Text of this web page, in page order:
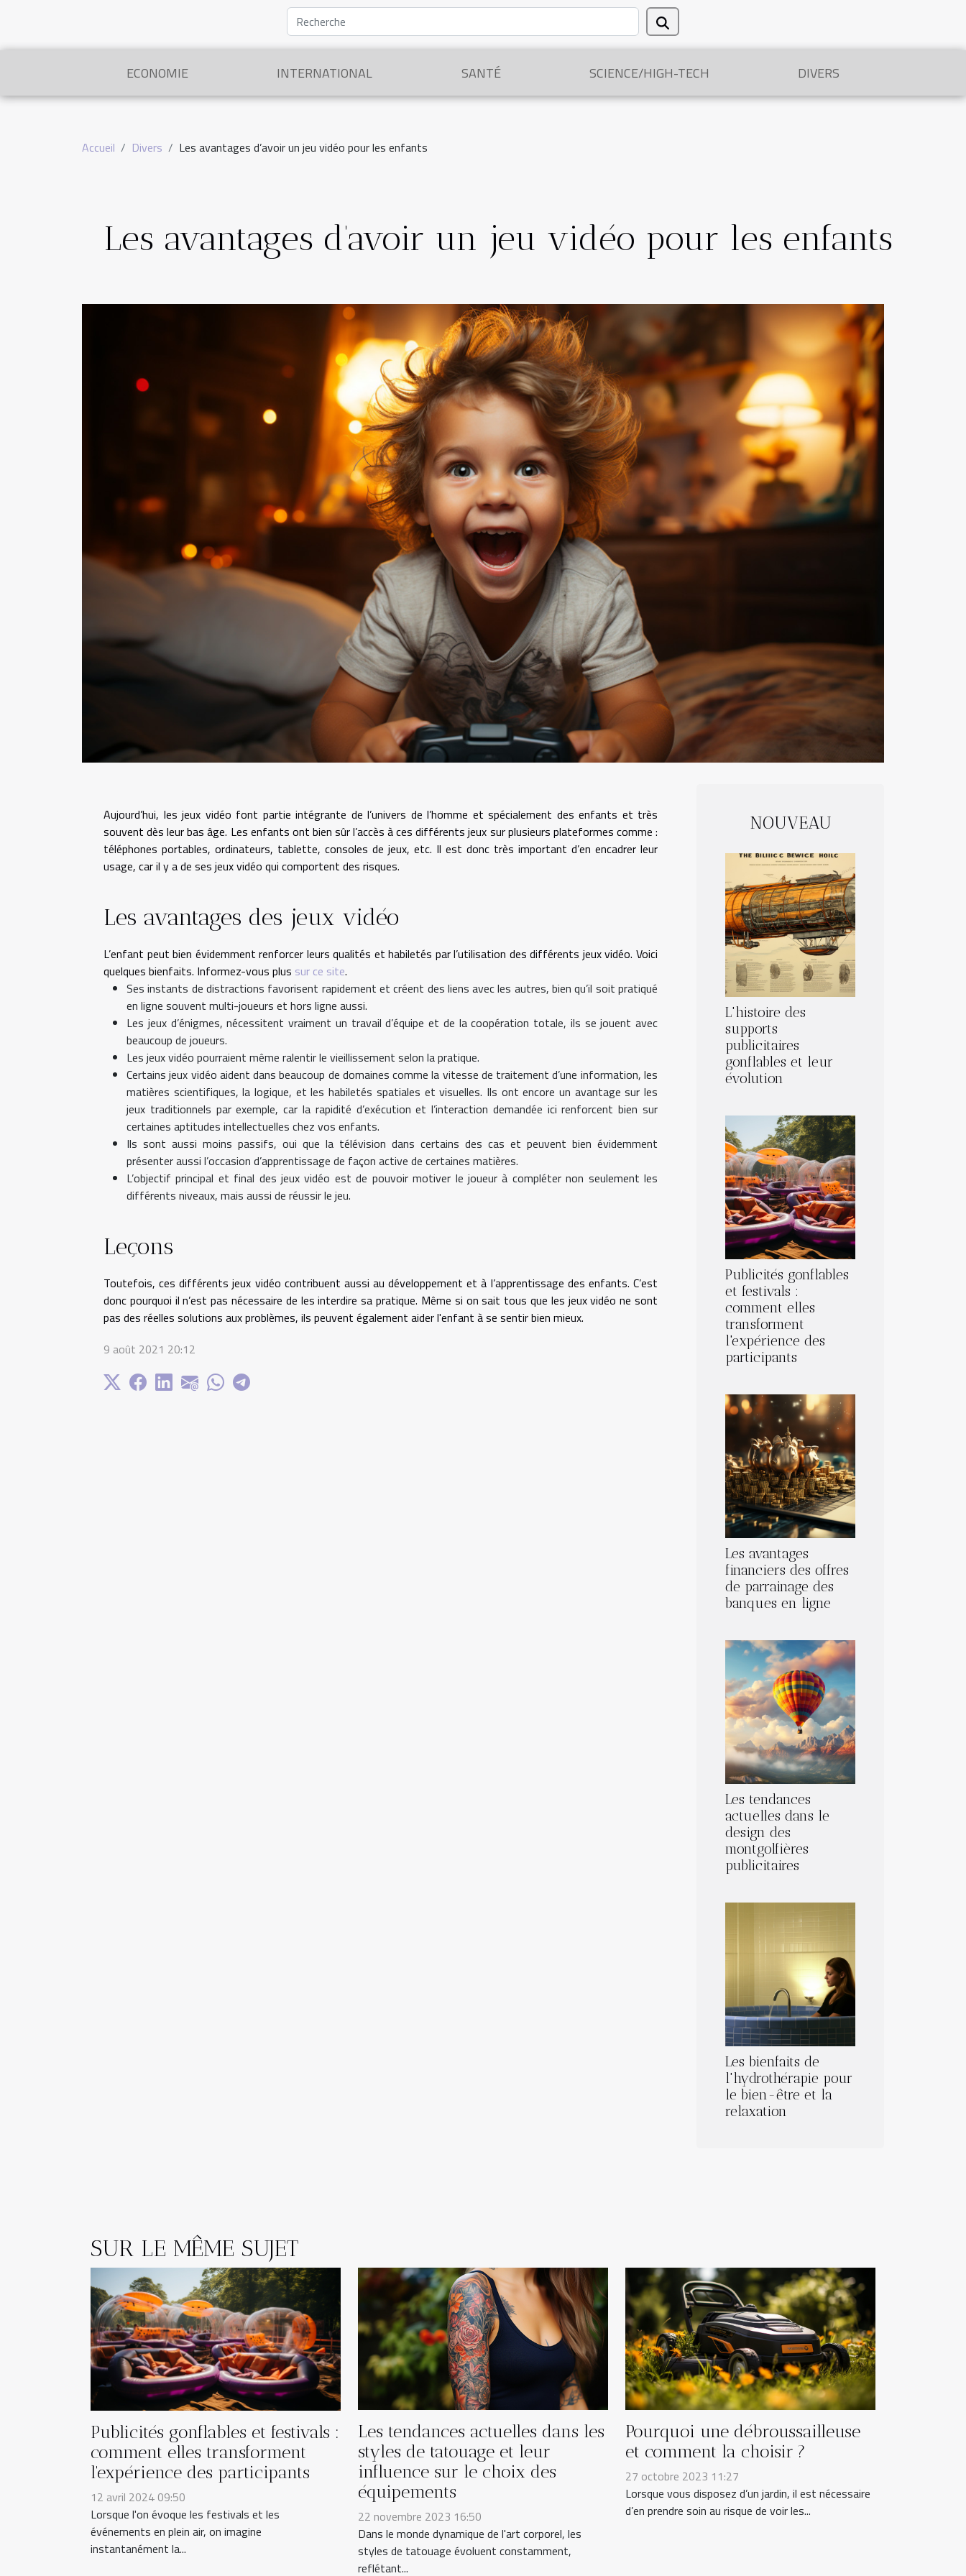
ECONOMIE INTERNATIONAL SANTÉ SCIENCE/HIGH-TECH DIVERS
Accueil Divers Les avantages d’avoir un jeu vidéo pour les enfants
Les avantages d’avoir un jeu vidéo pour les enfants
Aujourd’hui, les jeux vidéo font partie intégrante de l’univers de l’homme et spécialement des enfants et très
souvent dès leur bas âge. Les enfants ont bien sûr l’accès à ces différents jeux sur plusieurs plateformes comme :
téléphones portables, ordinateurs, tablette, consoles de jeux, etc. Il est donc très important d’en encadrer leur
usage, car il y a de ses jeux vidéo qui comportent des risques.
Les avantages des jeux vidéo
L’enfant peut bien évidemment renforcer leurs qualités et habiletés par l’utilisation des différents jeux vidéo. Voici
quelques bienfaits. Informez-vous plus sur ce site.
Ses instants de distractions favorisent rapidement et créent des liens avec les autres, bien qu’il soit pratiqué
en ligne souvent multi-joueurs et hors ligne aussi.
Les jeux d’énigmes, nécessitent vraiment un travail d’équipe et de la coopération totale, ils se jouent avec
beaucoup de joueurs.
Les jeux vidéo pourraient même ralentir le vieillissement selon la pratique.
Certains jeux vidéo aident dans beaucoup de domaines comme la vitesse de traitement d’une information, les
matières scientifiques, la logique, et les habiletés spatiales et visuelles. Ils ont encore un avantage sur les
jeux traditionnels par exemple, car la rapidité d’exécution et l’interaction demandée ici renforcent bien sur
certaines aptitudes intellectuelles chez vos enfants.
Ils sont aussi moins passifs, oui que la télévision dans certains des cas et peuvent bien évidemment
présenter aussi l’occasion d’apprentissage de façon active de certaines matières.
L’objectif principal et final des jeux vidéo est de pouvoir motiver le joueur à compléter non seulement les
différents niveaux, mais aussi de réussir le jeu.
Leçons
Toutefois, ces différents jeux vidéo contribuent aussi au développement et à l’apprentissage des enfants. C’est
donc pourquoi il n’est pas nécessaire de les interdire sa pratique. Même si on sait tous que les jeux vidéo ne sont
pas des réelles solutions aux problèmes, ils peuvent également aider l'enfant à se sentir bien mieux.
9 août 2021 20:12
NOUVEAU
L'histoire des
supports
publicitaires
gonflables et leur
évolution
Publicités gonflables
et festivals :
comment elles
transforment
l'expérience des
participants
Les avantages
financiers des offres
de parrainage des
banques en ligne
Les tendances
actuelles dans le
design des
montgolfières
publicitaires
Les bienfaits de
l'hydrothérapie pour
le bien-être et la
relaxation
SUR LE MÊME SUJET
Publicités gonflables et festivals :
comment elles transforment
l'expérience des participants
12 avril 2024 09:50
Lorsque l'on évoque les festivals et les
événements en plein air, on imagine
instantanément la...
Les tendances actuelles dans les
styles de tatouage et leur
influence sur le choix des
équipements
22 novembre 2023 16:50
Dans le monde dynamique de l'art corporel, les
styles de tatouage évoluent constamment,
reflétant...
Pourquoi une débroussailleuse
et comment la choisir ?
27 octobre 2023 11:27
Lorsque vous disposez d’un jardin, il est nécessaire
d’en prendre soin au risque de voir les...